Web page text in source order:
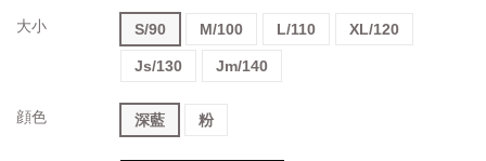
大小 S/90 M/100 L/110 XL/120
Js/130 Jm/140
顔色 深藍 粉